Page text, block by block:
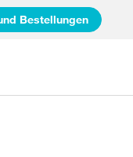
Bestellungen